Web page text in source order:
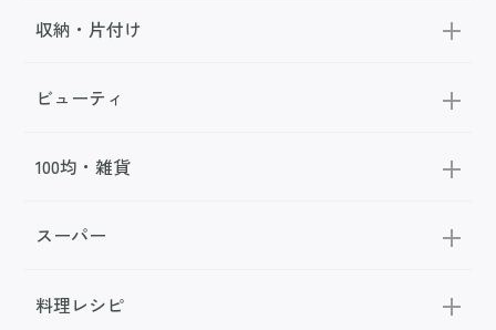
収納・片付け
ビューティ
100均・雑貨
スーパー
料理レシピ